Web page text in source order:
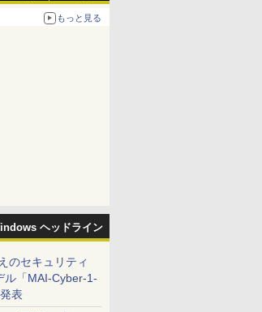
もっと見る
ヘッドライン
のセキュリティ
ル「MAI-Cyber-1-
表